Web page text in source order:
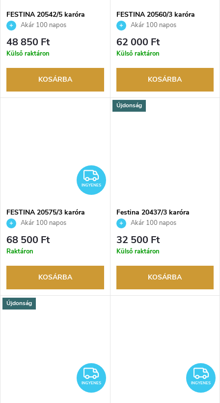
FESTINA 20542/5 karóra
Akár 100 napos
visszaküldési lehetőség. Hivatalos
márkakereskedő.
48 850 Ft
Külső raktáron
KOSÁRBA
FESTINA 20560/3 karóra
Akár 100 napos
visszaküldési lehetőség. Hivatalos
márkakereskedő.
62 000 Ft
Külső raktáron
KOSÁRBA
INGYENES
INGYENES
FESTINA 20575/3 karóra
Akár 100 napos
visszaküldési lehetőség. Hivatalos
márkakereskedő.
68 500 Ft
Raktáron
KOSÁRBA
Újdonság
Festina 20437/3 karóra
Akár 100 napos
visszaküldési lehetőség. Hivatalos
márkakereskedő.
32 500 Ft
Külső raktáron
KOSÁRBA
Újdonság
INGYENES
INGYENES INGYENES